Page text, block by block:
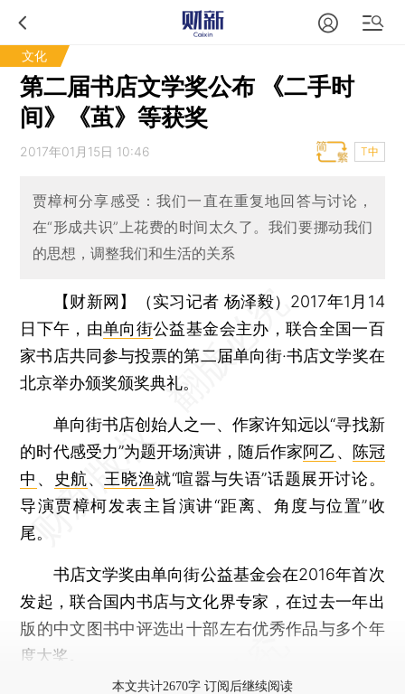
文化
第二届书店文学奖公布 《二手时
间》《茧》等获奖
2017年01月15日 10:46 T中
贾樟柯分享感受：我们一直在重复地回答与讨论，
在“形成共识”上花费的时间太久了。我们要挪动我们
的思想，调整我们和生活的关系
【财新网】（实习记者 杨泽毅） 2017年1月14
日下午，由单向街公益基金会主办，联合全国一百
家书店共同参与投票的第二届单向街·书店文学奖在
北京举办颁奖颁奖典礼。
单向街书店创始人之一、作家许知远以“寻找新
的时代感受力”为题开场演讲，随后作家阿乙 、 陈冠
中 、 史航、 王晓渔就“喧嚣与失语”话题展开讨论。
导演贾樟柯发表主旨演讲“距离、角度与位置”收
尾。
书店文学奖由单向街公益基金会在2016年首次
发起，联合国内书店与文化界专家，在过去一年出
版的中文图书中评选出十部左右优秀作品与多个年
度大奖。
本文共计2670字 订阅后继续阅读